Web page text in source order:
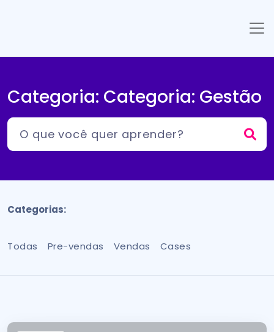
Categoria: Categoria: Gestão
Categorias:
Todas Pre-vendas Vendas Cases